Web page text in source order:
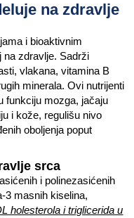
na zdravlje
i bioaktivnim
na zdravlje. Sadrži
vlakana, vitamina B
minerala. Ovi nutrijenti
funkciju mozga, jačaju
i kože, regulišu nivo
oboljenja poput
srca
i polinezasićenih
3 masnih kiselina,
holesterola i triglicerida u